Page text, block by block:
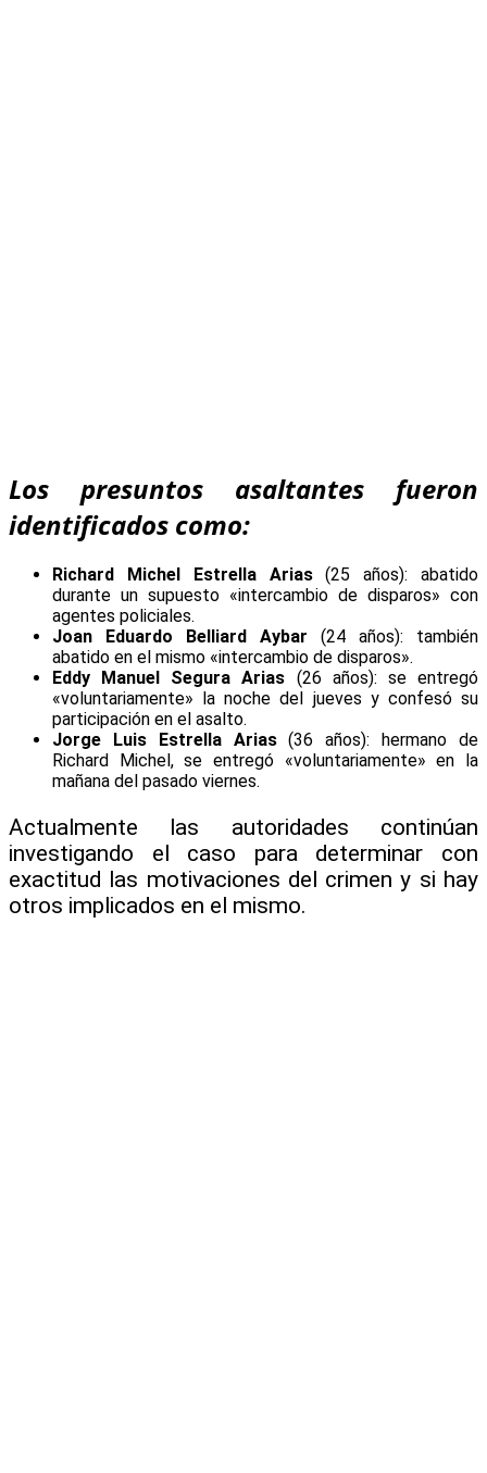
Los presuntos asaltantes fueron
identificados como:
Richard Michel Estrella Arias(25 años): abatido
durante un supuesto «intercambio de disparos» con
agentes policiales.
Joan Eduardo Belliard Aybar (24 años): también
abatido en el mismo «intercambio de disparos».
Eddy Manuel Segura Arias (26 años): se entregó
«voluntariamente» la noche del jueves y confesó su
participación en el asalto.
Jorge Luis Estrella Arias(36 años): hermano de
Richard Michel, se entregó «voluntariamente» en la
mañana del pasado viernes.
Actualmente las autoridades continúan
investigando el caso para determinar con
exactitud las motivaciones del crimen y si hay
otros implicados en el mismo.